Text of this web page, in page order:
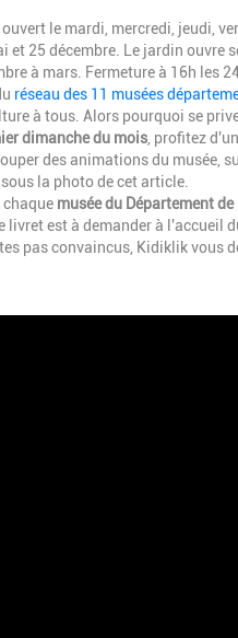
ouvert le mardi, mercredi, jeudi,
et 25 décembre. Le jardin
à mars. Fermeture à 16h les
réseau des 11 musées
à tous. Alors pourquoi se
dimanche du mois , profitez
des animations du musée,
sous la photo de cet article.
chaque musée du Département de
livret est à demander à l'accueil
pas convaincus, Kidiklik vous